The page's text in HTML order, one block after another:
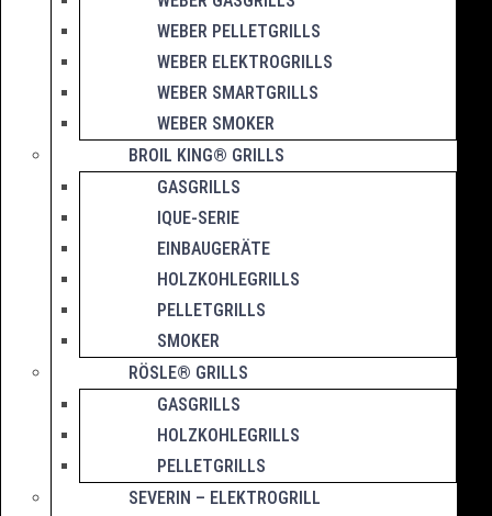
WEBER PELLETGRILLS
WEBER ELEKTROGRILLS
WEBER SMARTGRILLS
WEBER SMOKER
BROIL KING® GRILLS
GASGRILLS
IQUE-SERIE
EINBAUGERÄTE
HOLZKOHLEGRILLS
PELLETGRILLS
SMOKER
RÖSLE® GRILLS
GASGRILLS
HOLZKOHLEGRILLS
PELLETGRILLS
SEVERIN – ELEKTROGRILL